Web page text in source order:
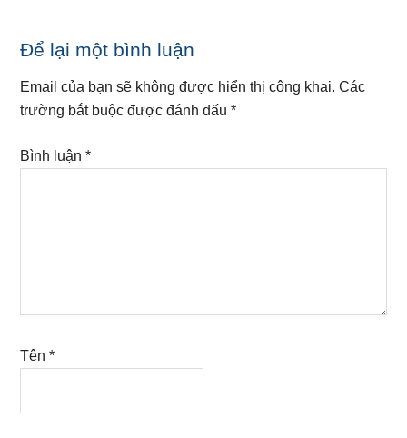
Reader
Interactions
Để lại một bình luận
Email của bạn sẽ không được hiển thị công khai. Các
trường bắt buộc được đánh dấu*
Bình luận*
Tên*